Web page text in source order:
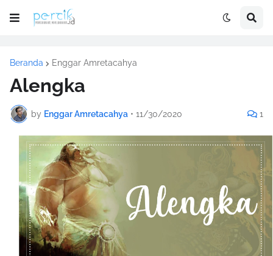
Beranda Enggar Amretacahya
Alengka
by Enggar Amretacahya • 11/30/2020 1